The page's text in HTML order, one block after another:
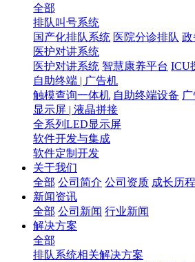
全部
排队叫号系统
国产化排队系统 医院分诊排队 政
医护对讲系统
医护对讲系统 智慧康养平台 ICU
自助终端 | 广告机
触模查询一体机 自助终端设备
显示屏 | 液晶拼接
全系列LED显示屏
软件开发与集成
软件定制开发
关于我们
全部 公司简介 公司资质 成长历程
新闻资讯
全部 公司新闻 行业新闻
解决方案
全部
排队系统相关解决方案